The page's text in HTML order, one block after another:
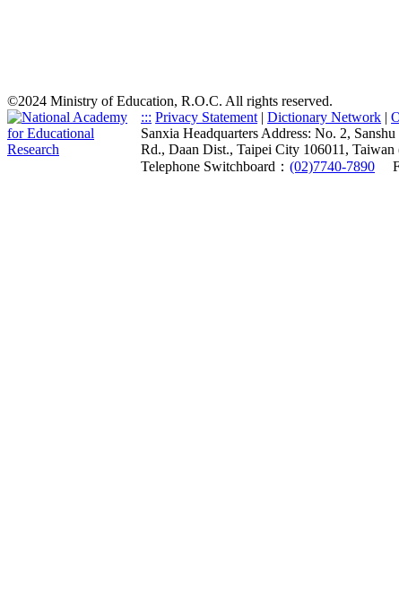
©2024 Ministry of Education, R.O.C. All rights reserved.
::: Privacy Statement |Dictionary Network |
Sanxia Headquarters Address: No. 2,
Rd., Daan Dist., Taipei City 106011,
Telephone Switchboard：(02)7740-7890